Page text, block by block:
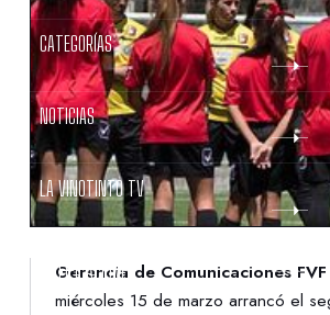
CATEGORÍAS
NOTICIAS
LA VINOTINTO TV
NOTIFICACIONES
Gerencia de Comunicaciones
miércoles 15 de marzo arrancó el